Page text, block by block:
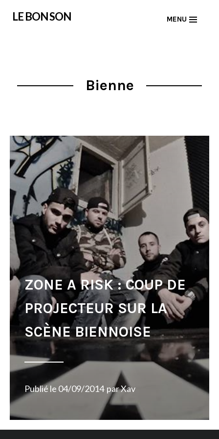
LE BON SON MENU
Bienne
ZONE A RISK : COUP DE
PROJECTEUR SUR LA
SCÈNE BIENNOISE
Publié le 04/09/2014 parXav